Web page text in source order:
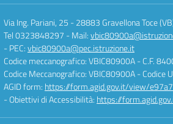
Via Ing. Pariani, 25 -28883 Gravellona Toce
Tel 0323848297 - Mail:
- PEC:vbic80900a@pec.istruzione.it
Codice meccanografico: VBIC80900A- C.F.
Codice Meccanografico: VBIC80900A- Codice
AGID form: https://form.agid.gov.it/view/
- Obiettivi di Accessibilità: https://